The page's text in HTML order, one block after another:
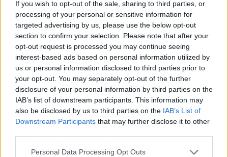
If you wish to opt-out of the sale, sharing to third parties, or
processing of your personal or sensitive information for
targeted advertising by us, please use the below opt-out
section to confirm your selection. Please note that after your
opt-out request is processed you may continue seeing
interest-based ads based on personal information utilized by
us or personal information disclosed to third parties prior to
your opt-out. You may separately opt-out of the further
disclosure of your personal information by third parties on the
IAB’s list of downstream participants. This information may
also be disclosed by us to third parties on the IAB’s List of
Downstream Participants that may further disclose it to other
Personal Data Processing Opt Outs
objetivos delAthletic Club de Bilbaoen los
próximos años.
Con los recursos ampliados que ofrecen los
nuevos convenios, el club tiene mayores
probabilidades de descubrir otro talento
generacional. Si bien la filosofía restrictiva del
Athletic puede parecer un desafío, sured de
clubes convenidos demuestra que es una
ventaja competitiva única. La historia de
Laporte sigue siendo una inspiración para el
club, que no deja de trabajar en la búsqueda de